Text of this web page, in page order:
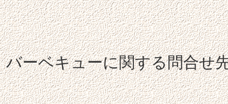
バーベキューに関する問合
【問合